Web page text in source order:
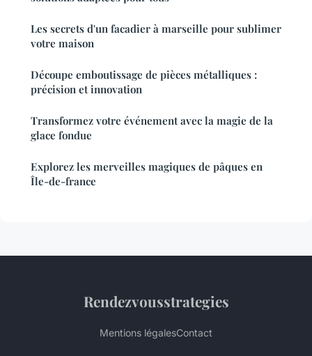
Les secrets d'un facadier à marseille pour sublimer
votre maison
Découpe emboutissage de pièces métalliques :
précision et innovation
Transformez votre événement avec la magie de la
glace fondue
Explorez les merveilles magiques de pâques en
Île-de-france
Rendezvousstrategies
Mentions légalesContact